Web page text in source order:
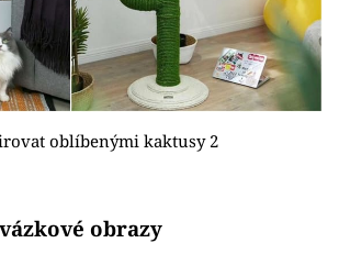
oblíbenými kaktusy 2
obrazy